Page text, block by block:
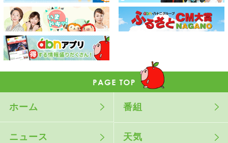
ホーム 番組
ニュース 天気